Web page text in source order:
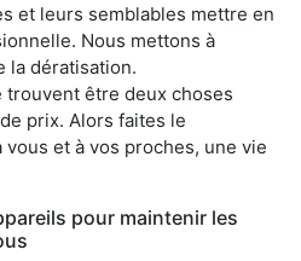
et leurs semblables mettre en
Nous mettons à
la dératisation.
être deux choses
prix. Alors faites le
et à vos proches, une vie
pour maintenir les